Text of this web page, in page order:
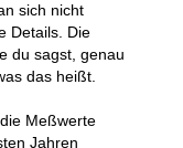
sich nicht
Details. Die
du sagst, genau
das heißt.
Meßwerte
Jahren